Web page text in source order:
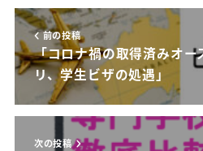
前の投稿
「コロナ禍の取得済みオ
リ、学生ビザの処遇」
次の投稿